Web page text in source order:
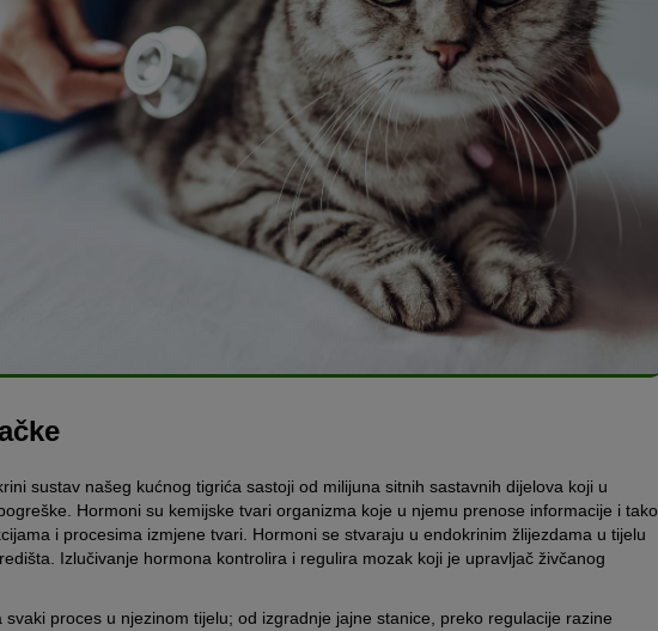
sustav našeg kućnog tigrića sastoji od milijuna sitnih sastavnih dijelova koji u
Hormoni su kemijske tvari organizma koje u njemu prenose informacije i tako
i procesima izmjene tvari. Hormoni se stvaraju u endokrinim žlijezdama u tijelu
Izlučivanje hormona kontrolira i regulira mozak koji je upravljač živčanog
proces u njezinom tijelu; od izgradnje jajne stanice, preko regulacije razine